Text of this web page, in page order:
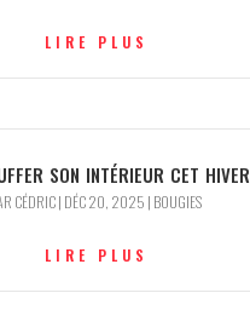
LIRE PLUS
son intérieur cet hiver
CÉDRIC| DÉC 20, 2025 | BOUGIES
LIRE PLUS